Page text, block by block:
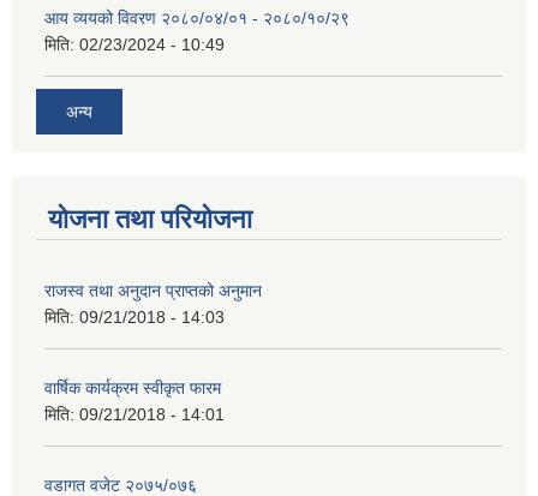
आय व्ययको विवरण २०८०/०४/०१ - २०८०/१०/२९
मिति: 02/23/2024 - 10:49
अन्य
योजना तथा परियोजना
राजस्व तथा अनुदान प्राप्तको अनुमान
मिति: 09/21/2018 - 14:03
वार्षिक कार्यक्रम स्वीकृत फारम
मिति: 09/21/2018 - 14:01
वडागत वजेट २०७५/०७६